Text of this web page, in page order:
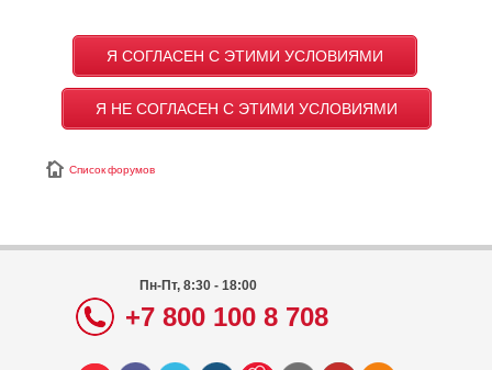
Список форумов
Пн-Пт, 8:30 - 18:00
+7 800 100 8 708